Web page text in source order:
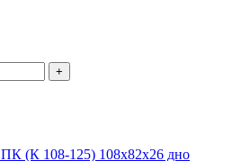
+
(К 108-125) 108х82х26 дно